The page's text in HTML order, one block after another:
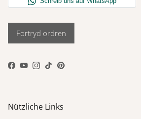
Fortryd ordren
Facebook
YouTube
Instagram
TikTokPinterest
Nützliche Links